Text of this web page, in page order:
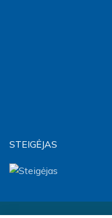
STEIGĖJAS